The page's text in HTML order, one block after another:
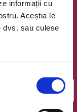
informații cu
Aceștia le
dvs. sau culese